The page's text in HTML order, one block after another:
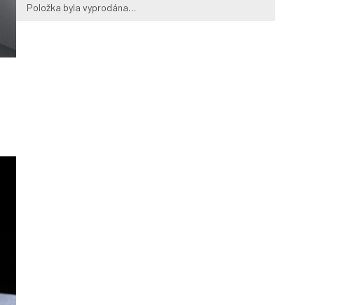
Položka byla vyprodána…